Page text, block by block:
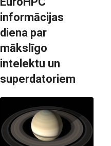
informācijas
diena par
mākslīgo
intelektu un
superdatoriem